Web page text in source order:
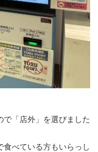
で「店外」を選びました
食べている方もいらっし